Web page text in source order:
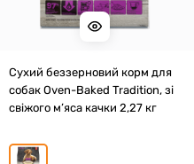
Сухий беззерновий корм для
собак Oven-Baked Tradition, зі
свіжого м’яса качки 2,27 кг